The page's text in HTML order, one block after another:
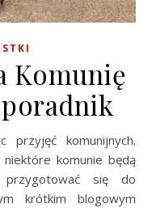
Komunię
komunie będą
się do
krótkim blogowym